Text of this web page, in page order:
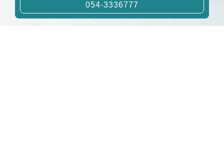
054-3336777